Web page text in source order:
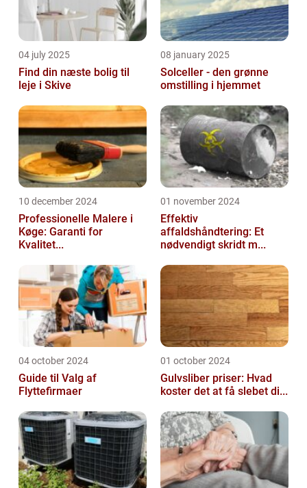
04 july 2025
Find din næste bolig til
leje i Skive
08 january 2025
Solceller - den grønne
omstilling i hjemmet
10 december 2024
Professionelle Malere i
Køge: Garanti for
Kvalitet...
01 november 2024
Effektiv
affaldshåndtering: Et
nødvendigt skridt m...
04 october 2024
Guide til Valg af
Flyttefirmaer
01 october 2024
Gulvsliber priser: Hvad
koster det at få slebet di...